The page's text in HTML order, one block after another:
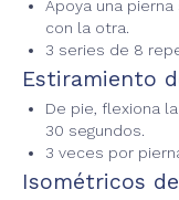
Apoya una
con la otra.
3 series de 8
Estiramiento
De pie, flexiona
30 segundos.
3 veces por
Isométricos